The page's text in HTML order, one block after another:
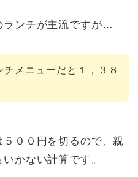
ランチが主流ですが…
チメニューだと１，３８
００円を切るので、親
かない計算です。